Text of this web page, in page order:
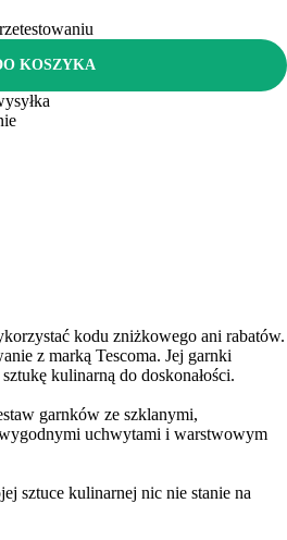
KOSZYKA
kodu zniżkowego ani rabatów.
z marką Tescoma. Jej garnki
kulinarną do doskonałości.
garnków ze szklanymi,
uchwytami i warstwowym
sztuce kulinarnej nic nie stanie na